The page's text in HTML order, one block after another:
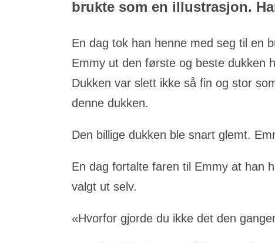
brukte som en illustrasjon.
En dag tok han henne med seg til en
Emmy ut den første og beste dukken
Dukken var slett ikke så fin og stor
denne dukken.
Den billige dukken ble snart glemt.
En dag fortalte faren til Emmy at han
valgt ut selv.
«Hvorfor gjorde du ikke det den